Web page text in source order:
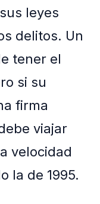
leyes
delitos. Un
tener el
si su
firma
viajar
velocidad
la de 1995.